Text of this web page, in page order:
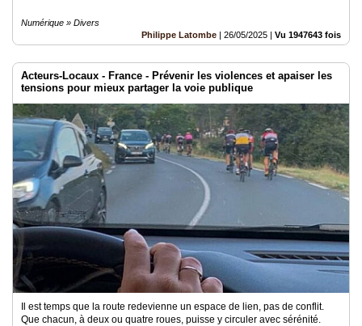
Numérique » Divers
Philippe Latombe | 26/05/2025 | Vu 1947643 fois
Acteurs-Locaux - France - Prévenir les violences et apaiser les
tensions pour mieux partager la voie publique
Il est temps que la route redevienne un espace de lien, pas de conflit.
Que chacun, à deux ou quatre roues, puisse y circuler avec sérénité.